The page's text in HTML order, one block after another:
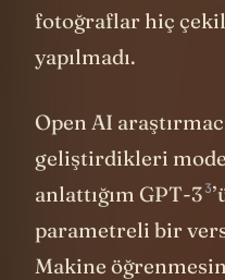
fotoğraflar hiç
yapılmadı.
Open AI
geliştirdikleri
anlattığım GPT-33
parametreli bir
Makine